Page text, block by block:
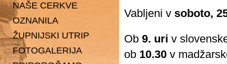
Ministranti
Pevska skupina Spiritus
Gaudi
Pastoralni svet
NAŠE CERKVE
Čentiba
Dolina
Dolnji Lakoš
OZNANILA
ŽUPNIJSKI UTRIP
FOTOGALERIJA
Vabljeni v soboto,
Ob 9. uri v
ob 10.30 v